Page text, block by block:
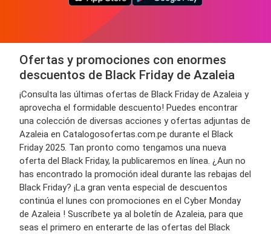
Ofertas y promociones con enormes
descuentos de Black Friday de Azaleia
¡Consulta las últimas ofertas de Black Friday de Azaleia y
aprovecha el formidable descuento! Puedes encontrar
una colección de diversas acciones y ofertas adjuntas de
Azaleia en Catalogosofertas.com.pe durante el Black
Friday 2025. Tan pronto como tengamos una nueva
oferta del Black Friday, la publicaremos en línea. ¿Aun no
has encontrado la promoción ideal durante las rebajas del
Black Friday? ¡La gran venta especial de descuentos
continúa el lunes con promociones en el Cyber Monday
de Azaleia ! Suscríbete ya al boletín de Azaleia, para que
seas el primero en enterarte de las ofertas del Black